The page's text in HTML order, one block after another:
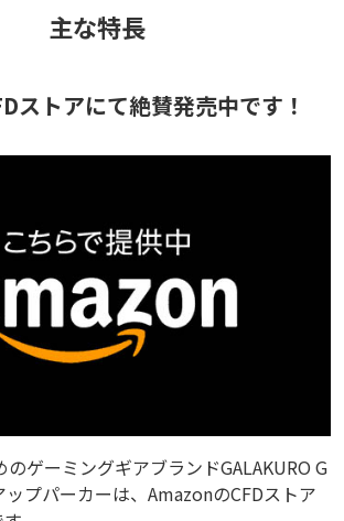
主な特長
ストアにて絶賛発売中です！
のゲーミングギアブランドGALAKURO G
プパーカーは、AmazonのCFDストア